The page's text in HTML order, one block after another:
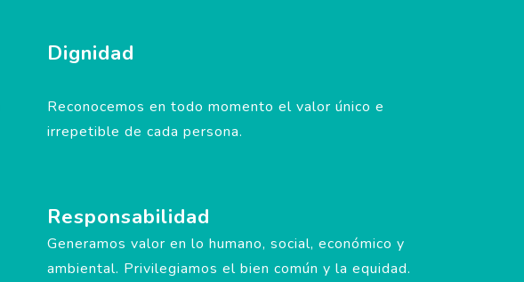
Dignidad
Reconocemos en todo momento el valor único e
irrepetible de cada persona.
Responsabilidad
Generamos valor en lo humano, social, económico y
ambiental. Privilegiamos el bien común y la equidad.